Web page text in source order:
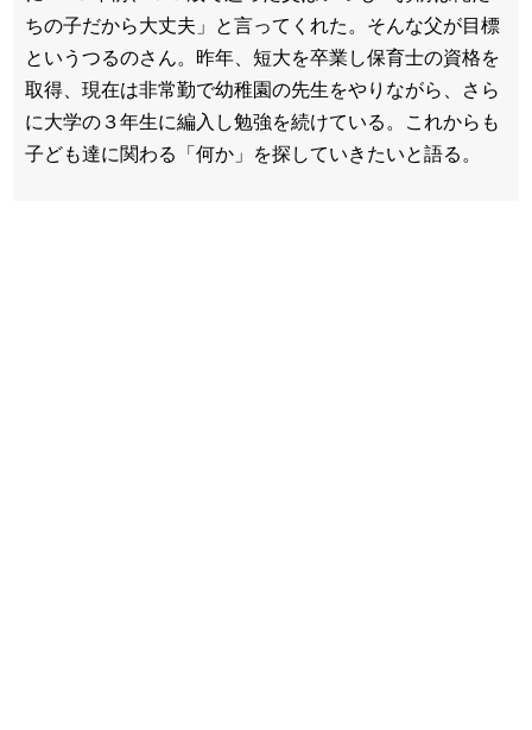
ちの子だから大丈夫」と言ってくれた。そんな父が目標
というつるのさん。昨年、短大を卒業し保育士の資格を
取得、現在は非常勤で幼稚園の先生をやりながら、さら
に大学の３年生に編入し勉強を続けている。これからも
子ども達に関わる「何か」を探していきたいと語る。